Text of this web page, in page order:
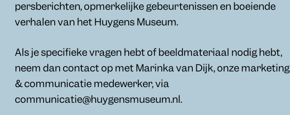
persberichten, opmerkelijke gebeurtenissen en boeiende
verhalen van het Huygens Museum.
Als je specifieke vragen hebt of beeldmateriaal nodig hebt,
neem dan contact op met Marinka van Dijk, onze marketing
& communicatie medewerker, via
communicatie@huygensmuseum.nl.